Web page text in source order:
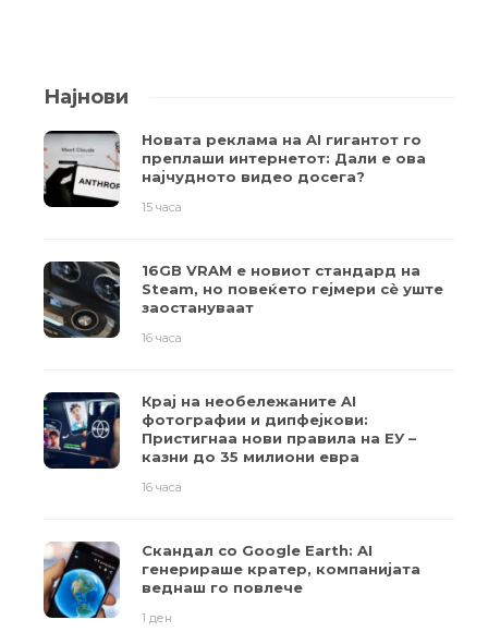
Најнови
Новата реклама на AI гигантот го
преплаши интернетот: Дали е ова
најчудното видео досега?
15 часа
16GB VRAM е новиот стандард на
Steam, но повеќето гејмери ​​сè уште
заостануваат
16 часа
Крај на необележаните AI
фотографии и дипфејкови:
Пристигнаа нови правила на ЕУ –
казни до 35 милиони евра
16 часа
Скандал со Google Earth: AI
генерираше кратер, компанијата
веднаш го повлече
1 ден